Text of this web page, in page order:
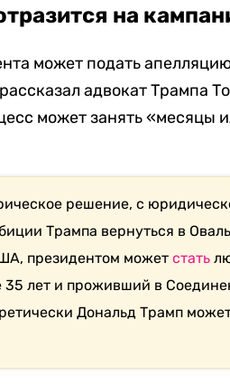
на
может подать
адвокат Трампа
может занять «месяцы
решение, с
Трампа вернуться в
президентом можетстать
лет и проживший в
Дональд Трамп